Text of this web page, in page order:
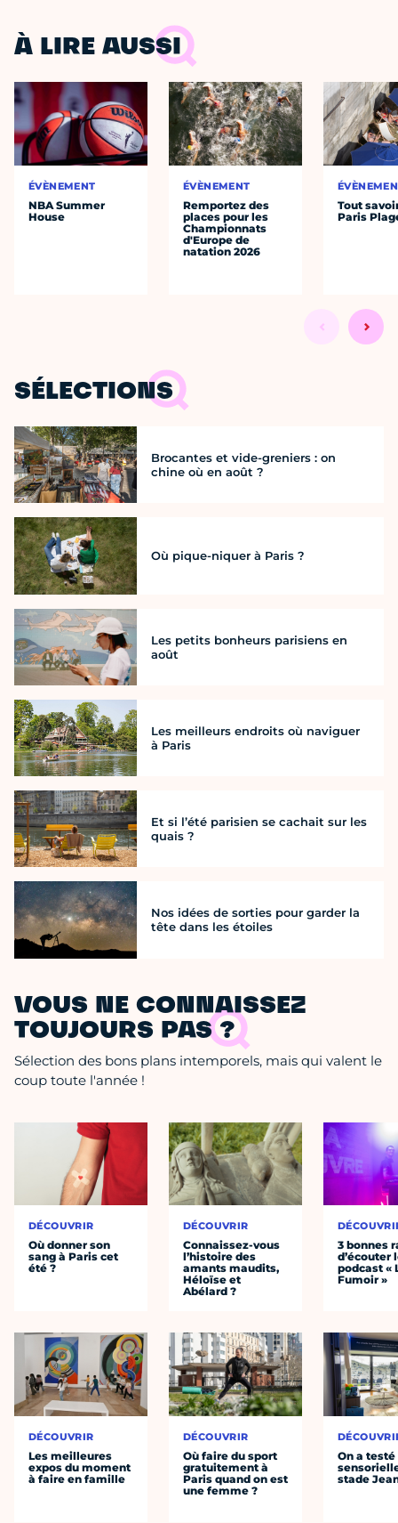
À LIRE AUSSI
ÉVÈNEMENT
NBA Summer
House
ÉVÈNEMENT
Remportez des
places pour les
Championnats
d'Europe de
natation 2026
Tout
Paris
SÉLECTIONS
Brocantes et vide-greniers : on
chine où en août ?
Où pique-niquer à Paris ?
Les petits bonheurs parisiens en
août
Les meilleurs endroits où naviguer
à Paris
Et si l’été parisien se cachait sur les
quais ?
Nos idées de sorties pour garder la
tête dans les étoiles
VOUS NE CONNAISSEZ
TOUJOURS PAS ?
Sélection des bons plans intemporels, mais qui valent le
coup toute l'année !
DÉCOUVRIR
Où donner son
sang à Paris cet
été ?
DÉCOUVRIR
Les meilleures
expos du moment
à faire en famille
DÉCOUVRIR
Connaissez-vous
l’histoire des
amants maudits,
Héloïse et
Abélard ?
DÉCOUVRIR
Où faire du sport
gratuitement à
Paris quand on est
une femme ?
3 bonnes
d’écouter
podcast «
Fumoir »
On a
stade